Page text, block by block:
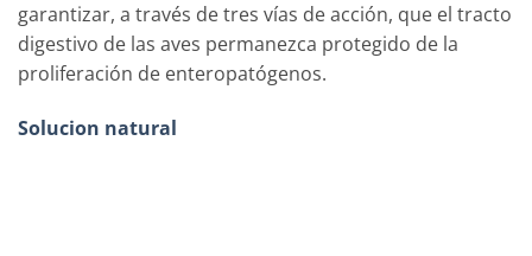
garantizar, a través de tres vías de acción, que el tracto
digestivo de las aves permanezca protegido de la
proliferación de enteropatógenos.
Solucion natural